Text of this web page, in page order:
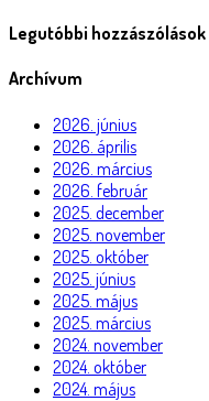
Legutóbbi hozzászólások
Archívum
2026. június
2026. április
2026. március
2026. február
2025. december
2025. november
2025. október
2025. június
2025. május
2025. március
2024. november
2024. október
2024. május